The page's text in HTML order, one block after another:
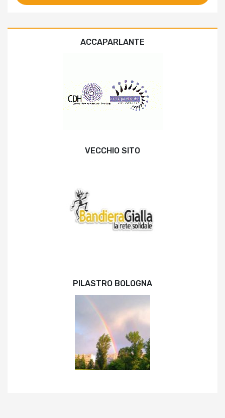
ACCAPARLANTE
VECCHIO SITO
PILASTRO BOLOGNA